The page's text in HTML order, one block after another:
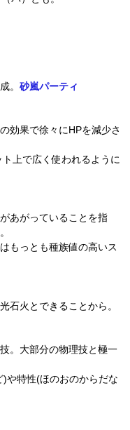
。 砂嵐パーティ
効果で徐々にHPを減少さ
上で広く使われるように
あがっていることを指
もっとも種族値の高いス
石火とできることから。
。大部分の物理技と極一
や特性(ほのおのからだな